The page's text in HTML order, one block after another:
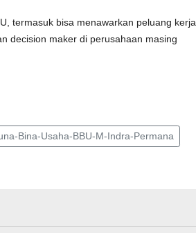
termasuk bisa menawarkan peluang kerja
decision maker di perusahaan masing
Bina-Usaha-BBU-M-Indra-Permana